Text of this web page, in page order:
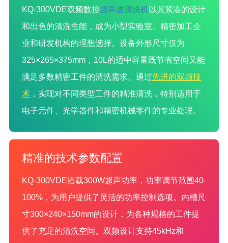
KQ-300VDE双频数控超声波清洗机以其紧凑的设计
和出色的清洗性能，成为小型实验室、精密加工企
业和研发机构的理想选择。设备外形尺寸仅为
325×265×375mm，10L的适中容量既节省空间又能
满足多数精密工件的清洗需求。通过先进的双频技
术，实现对不同类型工件的精准清洗，特别适用于
电子元件、光学器件和精密机械零件的专业处理。
精准的技术参数配置
KQ-300VDE搭载300W超声功率，功率调节范围40-
100%，为用户提供了灵活的功率控制选项。内槽尺
寸300×240×150mm的设计，为各种规格的工件提
供了充足的清洗空间。双频设计支持45kHz和